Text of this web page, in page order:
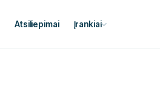
Atsiliepimai Įrankiai